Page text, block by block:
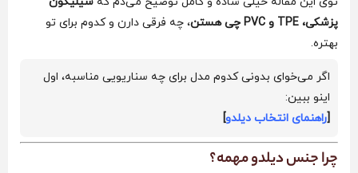
پزشکی، TPE و PVC چی هستن
، چه فرقی دارن و کدوم برای تو
بهتره.
اگر می‌خوای بدونی کدوم مدل برای چه سناریویی مناسبه، اول
اینو ببین:
[راهنمای انتخاب دیلدو]
چرا جنس دیلدو مهمه؟